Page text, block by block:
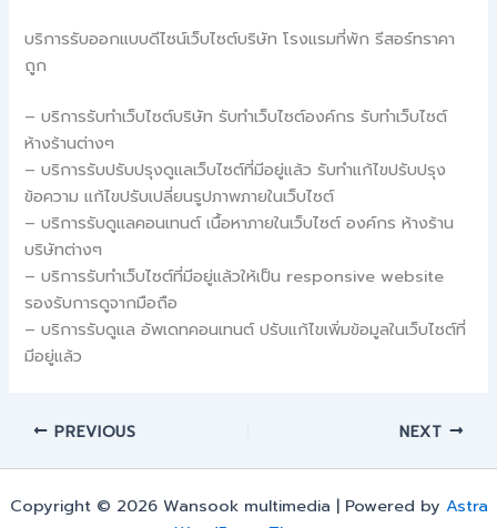
บริการรับออกแบบดีไซน์เว็บไซต์บริษัท โรงแรมที่พัก รีสอร์ทราคา
ถูก
– บริการรับทำเว็บไซต์บริษัท รับทำเว็บไซต์องค์กร รับทำเว็บไซต์
ห้างร้านต่างๆ
– บริการรับปรับปรุงดูแลเว็บไซต์ที่มีอยู่แล้ว รับทำแก้ไขปรับปรุง
ข้อความ แก้ไขปรับเปลี่ยนรูปภาพภายในเว็บไซต์
– บริการรับดูแลคอนเทนต์ เนื้อหาภายในเว็บไซต์ องค์กร ห้างร้าน
บริษัทต่างๆ
– บริการรับทำเว็บไซต์ที่มีอยู่แล้วให้เป็น responsive website
รองรับการดูจากมือถือ
– บริการรับดูแล อัพเดทคอนเทนต์ ปรับแก้ไขเพิ่มข้อมูลในเว็บไซต์ที่
มีอยู่แล้ว
PREVIOUS NEXT
Copyright © 2026 Wansook multimedia | Powered by Astra